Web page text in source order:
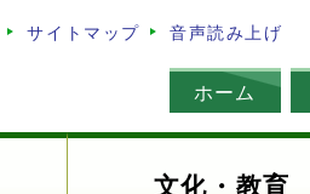
サイトマップ 音声読み上げ
ホーム
文化・教育